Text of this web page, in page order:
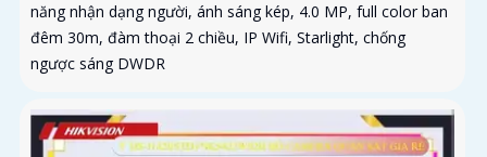
năng nhận dạng người, ánh sáng kép, 4.0 MP, full color ban
đêm 30m, đàm thoại 2 chiều, IP Wifi, Starlight, chống
ngược sáng DWDR